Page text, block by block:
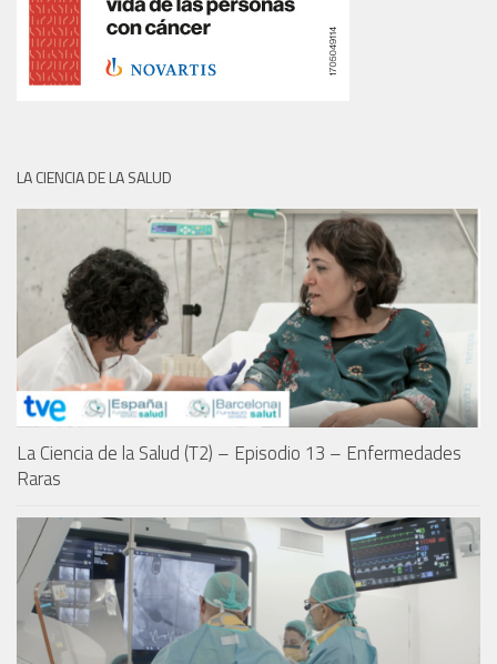
LA CIENCIA DE LA SALUD
La Ciencia de la Salud (T2) – Episodio 13 – Enfermedades
Raras